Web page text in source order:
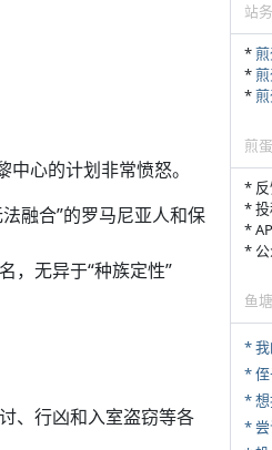
心的计划非常愤怒。
融合”的罗马尼亚人和保
，无异于“种族定性”
、行凶和入室盗窃等各
站
*
*
*
煎
*
* 投
*
* 公
鱼塘
*
*
* 想
*